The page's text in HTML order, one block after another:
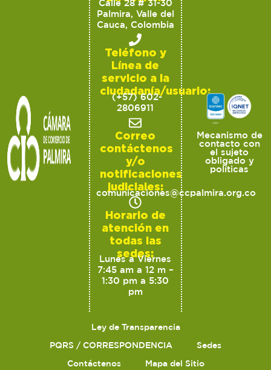
Calle 28 # 31-30
Palmira, Valle del
Cauca, Colombia
Teléfono y
Línea de
servicio a la
ciudadanía/usuario:
(+57) 602-
2806911
Correo
contáctenos
y/o
notificaciones
judiciales:
comunicaciones@ccpalmira.org.co
Horario de
atención en
todas las
sedes:
Lunes a Viernes
7:45 am a 12 m –
1:30 pm a 5:30
pm
Mecanismo de
contacto con
el sujeto
obligado y
políticas
Ley de Transparencia
PQRS / CORRESPONDENCIA
Sedes
Contáctenos
Mapa del Sitio